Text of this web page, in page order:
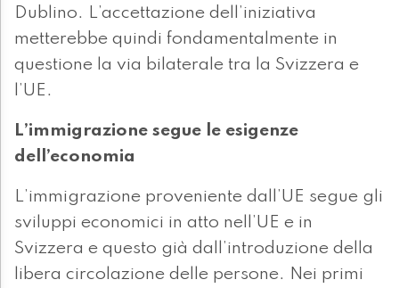
Dublino. L’accettazione dell’iniziativa
metterebbe quindi fondamentalmente in
questione la via bilaterale tra la Svizzera e
l’UE.
L’immigrazione segue le esigenze
dell’economia
L’immigrazione proveniente dall’UE segue gli
sviluppi economici in atto nell’UE e in
Svizzera e questo già dall’introduzione della
libera circolazione delle persone. Nei primi